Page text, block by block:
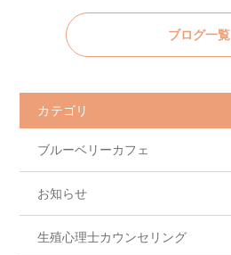
c
e
o
o
itt
er
ブログ一覧
カテゴリ
ブルーベリーカフェ
お知らせ
生殖心理士カウンセリング